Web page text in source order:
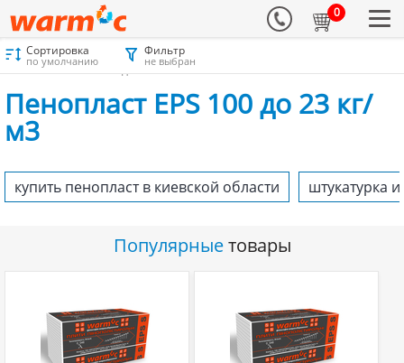
0
Материалы для утепления Каталог
Пенопласт EPS 100 до 23 кг/м3
Сортировка
по умолчанию
Фильтр
не выбран
Пенопласт EPS 100 до 23 кг/
м3
купить пенопласт в киевской области штукатурка
Популярныетовары